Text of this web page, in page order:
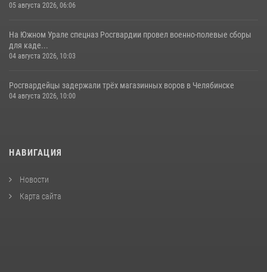
05 августа 2026, 06:06
На Южном Урале спецназ Росгвардии провел военно-полевые сборы
для каде...
04 августа 2026, 10:03
Росгвардейцы задержали трёх магазинных воров в Челябинске
04 августа 2026, 10:00
НАВИГАЦИЯ
Новости
Карта сайта